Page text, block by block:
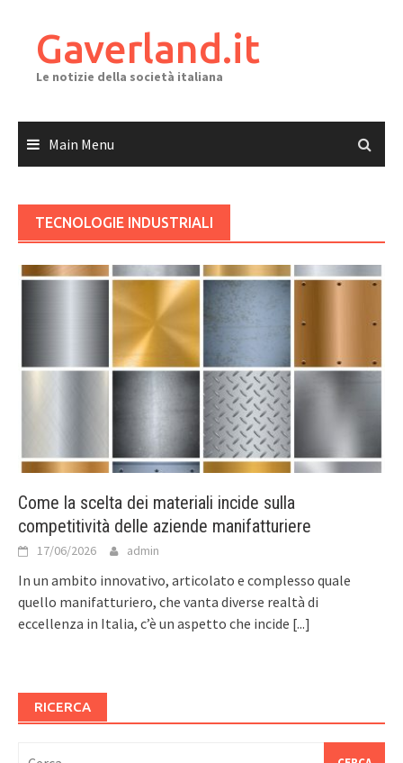
contentGaverland.it
Le notizie della società italiana
Main Menu
TECNOLOGIE INDUSTRIALI
Come la scelta dei materiali incide sulla
competitività delle aziende manifatturiere
17/06/2026 admin
In un ambito innovativo, articolato e complesso quale
quello manifatturiero, che vanta diverse realtà di
eccellenza in Italia, c’è un aspetto che incide [...]
RICERCA